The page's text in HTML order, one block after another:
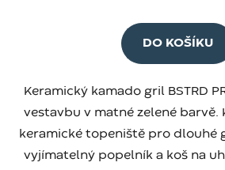
DO KOŠÍKU
Keramický kamado gril BSTRD
vestavbu v matné zelené barvě.
keramické topeniště pro dlouhé
vyjímatelný popelník a koš na